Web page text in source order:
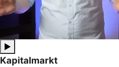
▶
Kapitalmarkt